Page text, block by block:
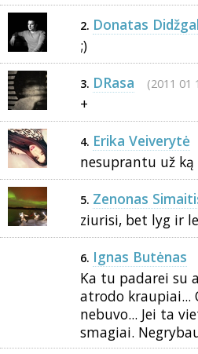
2. Donatas
;)
3. DRasa (2011 01
+
4. Erika Veiverytė
nesuprantu už ką
5. Zenonas
ziurisi, bet lyg ir
6. Ignas Butėnas
Ka tu padarei su
atrodo kraupiai...
nebuvo... Jei ta
smagiai.